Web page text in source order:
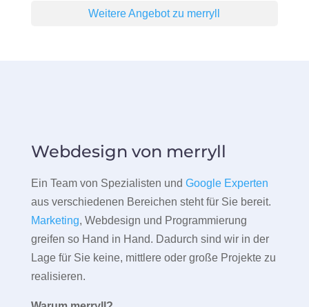
Weitere Angebot zu merryll
Webdesign von merryll
Ein Team von Spezialisten und Google Experten
aus verschiedenen Bereichen steht für Sie bereit.
Marketing, Webdesign und Programmierung
greifen so Hand in Hand. Dadurch sind wir in der
Lage für Sie keine, mittlere oder große Projekte zu
realisieren.